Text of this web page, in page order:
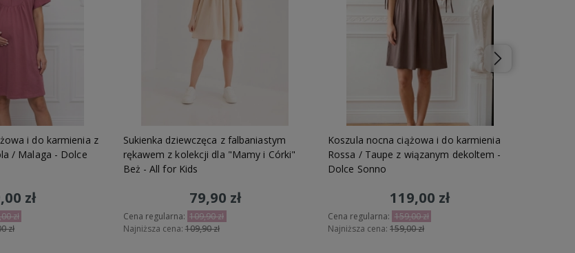
i do karmienia z
/ Malaga - Dolce
zł
zł
zł
Sukienka dziewczęca z falbaniastym
rękawem z kolekcji dla "Mamy i Córki"
Beż - All for Kids
79,90 zł
Cena regularna: 109,90 zł
Najniższa cena:109,90 zł
Koszula nocna ciążowa i do karmienia
Rossa / Taupe z wiązanym dekoltem -
Dolce Sonno
119,00 zł
Cena regularna: 159,00 zł
Najniższa cena: 159,00 zł